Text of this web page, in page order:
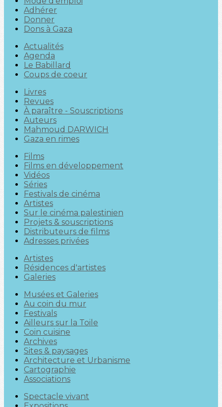
Adhérer
Donner
Dons à Gaza
Actualités
Agenda
Le Babillard
Coups de coeur
Livres
Revues
À paraître - Souscriptions
Auteurs
Mahmoud DARWICH
Gaza en rimes
Films
Films en développement
Vidéos
Séries
Festivals de cinéma
Artistes
Sur le cinéma palestinien
Projets & souscriptions
Distributeurs de films
Adresses privées
Artistes
Résidences d'artistes
Galeries
Musées et Galeries
Au coin du mur
Festivals
Ailleurs sur la Toile
Coin cuisine
Archives
Sites & paysages
Architecture et Urbanisme
Cartographie
Associations
Spectacle vivant